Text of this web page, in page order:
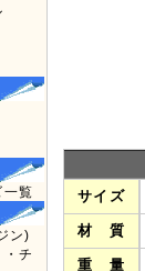
一覧
ン)
チ
サイズ
材 質
重 量